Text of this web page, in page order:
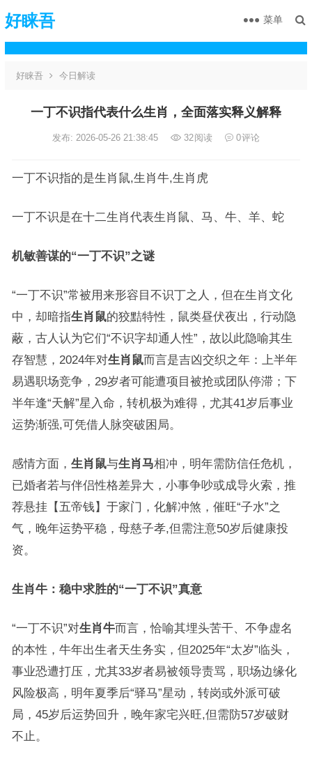
好睐吾 菜单
好睐吾 今日解读
一丁不识指代表什么生肖，全面落实释义解释
发布: 2026-05-26 21:38:45 32阅读 0评论
一丁不识指的是生肖鼠,生肖牛,生肖虎
一丁不识是在十二生肖代表生肖鼠、马、牛、羊、蛇
机敏善谋的“一丁不识”之谜
“一丁不识”常被用来形容目不识丁之人，但在生肖文化
中，却暗指生肖鼠的狡黠特性，鼠类昼伏夜出，行动隐
蔽，古人认为它们“不识字却通人性”，故以此隐喻其生
存智慧，2024年对生肖鼠而言是吉凶交织之年：上半年
易遇职场竞争，29岁者可能遭项目被抢或团队停滞；下
半年逢“天解”星入命，转机极为难得，尤其41岁后事业
运势渐强,可凭借人脉突破困局。
感情方面， 生肖鼠与生肖马相冲，明年需防信任危机，
已婚者若与伴侣性格差异大，小事争吵或成导火索，推
荐悬挂【五帝钱】于家门，化解冲煞，催旺“子水”之
气，晚年运势平稳，母慈子孝,但需注意50岁后健康投
资。
生肖牛：稳中求胜的“一丁不识”真意
“一丁不识”对生肖牛而言，恰喻其埋头苦干、不争虚名
的本性，牛年出生者天生务实，但2025年“太岁”临头，
事业恐遭打压，尤其33岁者易被领导责骂，职场边缘化
风险极高，明年夏季后“驿马”星动，转岗或外派可破
局，45岁后运势回升，晚年家宅兴旺,但需防57岁破财
不止。